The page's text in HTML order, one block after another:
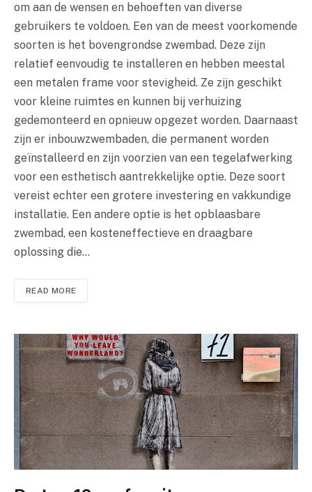
om aan de wensen en behoeften van diverse
gebruikers te voldoen. Een van de meest voorkomende
soorten is het bovengrondse zwembad. Deze zijn
relatief eenvoudig te installeren en hebben meestal
een metalen frame voor stevigheid. Ze zijn geschikt
voor kleine ruimtes en kunnen bij verhuizing
gedemonteerd en opnieuw opgezet worden. Daarnaast
zijn er inbouwzwembaden, die permanent worden
geïnstalleerd en zijn voorzien van een tegelafwerking
voor een esthetisch aantrekkelijke optie. Deze soort
vereist echter een grotere investering en vakkundige
installatie. Een andere optie is het opblaasbare
zwembad, een kosteneffectieve en draagbare
oplossing die…
READ MORE